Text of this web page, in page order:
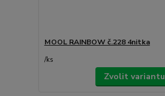
MOOL RAINBOW č.228 4nitka
/ks
Zvolit variantu